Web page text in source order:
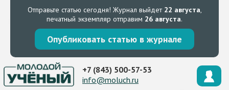
Отправьте статью сегодня! Журнал выйдет 22 августа,
печатный экземпляр отправим 26 августа.
Опубликовать статью в журнале
+7 (843) 500-57-53
info@moluch.ru